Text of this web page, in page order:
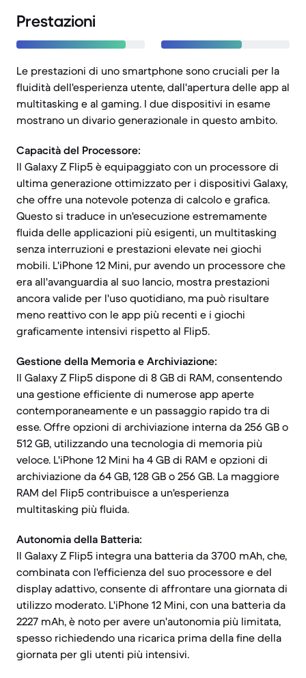
Prestazioni
Le prestazioni di uno smartphone sono cruciali per la
fluidità dell'esperienza utente, dall'apertura delle app al
multitasking e al gaming. I due dispositivi in esame
mostrano un divario generazionale in questo ambito.
Capacità del Processore:
Il Galaxy Z Flip5 è equipaggiato con un processore di
ultima generazione ottimizzato per i dispositivi Galaxy,
che offre una notevole potenza di calcolo e grafica.
Questo si traduce in un'esecuzione estremamente
fluida delle applicazioni più esigenti, un multitasking
senza interruzioni e prestazioni elevate nei giochi
mobili. L'iPhone 12 Mini, pur avendo un processore che
era all'avanguardia al suo lancio, mostra prestazioni
ancora valide per l'uso quotidiano, ma può risultare
meno reattivo con le app più recenti e i giochi
graficamente intensivi rispetto al Flip5.
Gestione della Memoria e Archiviazione:
Il Galaxy Z Flip5 dispone di 8 GB di RAM, consentendo
una gestione efficiente di numerose app aperte
contemporaneamente e un passaggio rapido tra di
esse. Offre opzioni di archiviazione interna da 256 GB o
512 GB, utilizzando una tecnologia di memoria più
veloce. L'iPhone 12 Mini ha 4 GB di RAM e opzioni di
archiviazione da 64 GB, 128 GB o 256 GB. La maggiore
RAM del Flip5 contribuisce a un'esperienza
multitasking più fluida.
Autonomia della Batteria:
Il Galaxy Z Flip5 integra una batteria da 3700 mAh, che,
combinata con l'efficienza del suo processore e del
display adattivo, consente di affrontare una giornata di
utilizzo moderato. L'iPhone 12 Mini, con una batteria da
2227 mAh, è noto per avere un'autonomia più limitata,
spesso richiedendo una ricarica prima della fine della
giornata per gli utenti più intensivi.